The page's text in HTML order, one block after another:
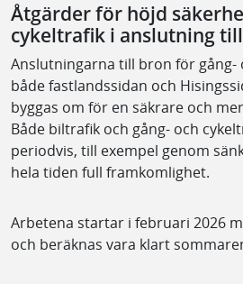
Åtgärder för höjd
cykeltrafik i anslutning
Anslutningarna till bron för gång-
både fastlandssidan och
byggas om för en säkrare och
Både biltrafik och gång- och
periodvis, till exempel genom
hela tiden full framkomlighet.
Arbetena startar i februari 2026
och beräknas vara klart